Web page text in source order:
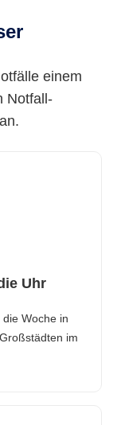
einem
Notfall-
Uhr
Woche in
im